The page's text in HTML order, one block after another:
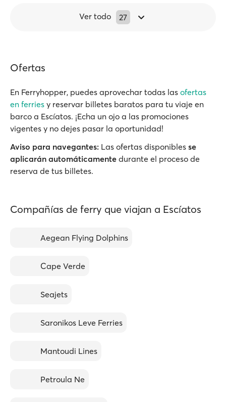
Ver todo 27
Ofertas
En Ferryhopper, puedes aprovechar todas las ofertas
en ferries y reservar billetes baratos para tu viaje en
barco a Escíatos. ¡Echa un ojo a las promociones
vigentes y no dejes pasar la oportunidad!
Aviso para navegantes: Las ofertas disponibles se
aplicarán automáticamente durante el proceso de
reserva de tus billetes.
Compañías de ferry que viajan a Escíatos
Aegean Flying Dolphins
Cape Verde
Seajets
Saronikos Leve Ferries
Mantoudi Lines
Petroula Ne